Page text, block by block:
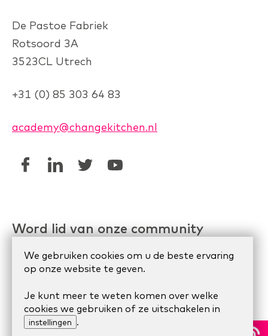
De Pastoe Fabriek
Rotsoord 3A
3523CL Utrech
+31 (0) 85 303 64 83
academy@changekitchen.nl
Word lid van onze community
Linkedin AgileHR
Meetup Organize Agile
© 2024 Scrum Company.
We gebruiken cookies om u de beste ervaring
op onze website te geven.
Je kunt meer te weten komen over welke
cookies we gebruiken of ze uitschakelen in
instellingen .